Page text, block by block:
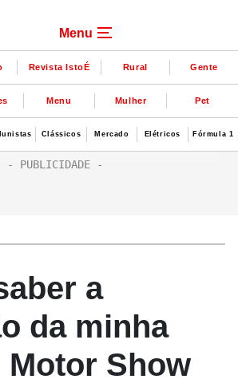
Menu
Revista IstoÉ Rural Gente
Menu Mulher Pet
Clássicos Mercado Elétricos Fórmula 1
a
da minha
Motor Show